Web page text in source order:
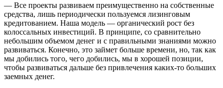
— Все проекты развиваем преимущественно на собственные
средства, лишь периодически пользуемся лизинговым
кредитованием. Наша модель — органический рост без
колоссальных инвестиций. В принципе, со сравнительно
небольшим объемом денег и с правильными знаниями можно
развиваться. Конечно, это займет больше времени, но, так как
мы добились того, чего добились, мы в хорошей позиции,
чтобы развиваться дальше без привлечения каких-то больших
заемных денег.